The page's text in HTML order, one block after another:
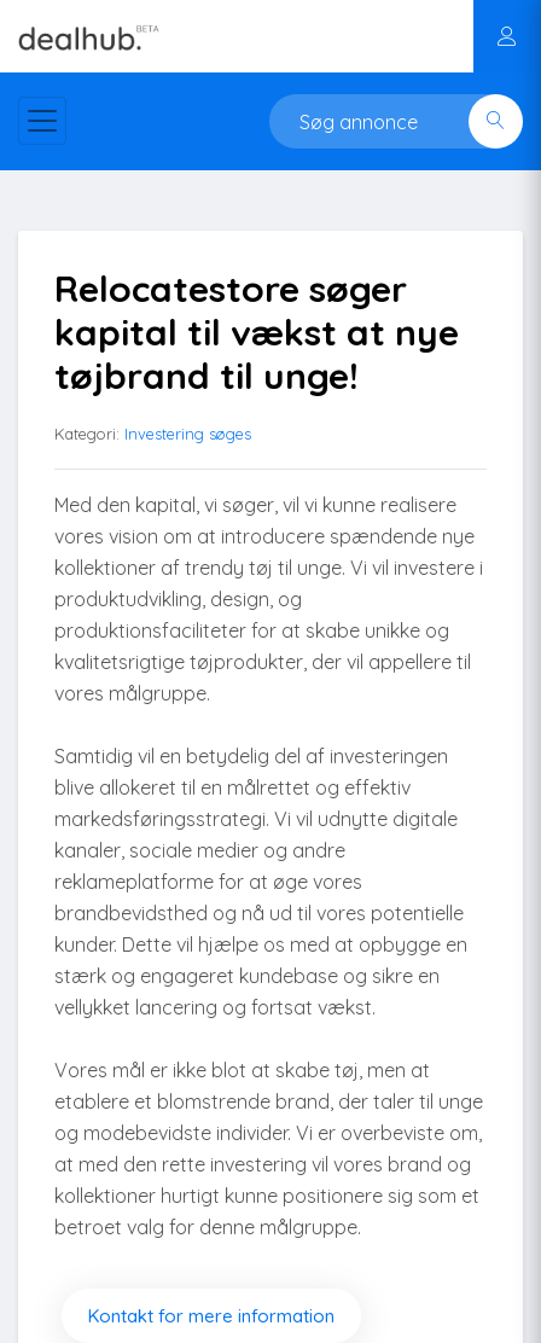
Relocatestore søger
kapital til vækst at nye
tøjbrand til unge!
Kategori: Investering søges
Med den kapital, vi søger, vil vi kunne realisere
vores vision om at introducere spændende nye
kollektioner af trendy tøj til unge. Vi vil investere i
produktudvikling, design, og
produktionsfaciliteter for at skabe unikke og
kvalitetsrigtige tøjprodukter, der vil appellere til
vores målgruppe.
Samtidig vil en betydelig del af investeringen
blive allokeret til en målrettet og effektiv
markedsføringsstrategi. Vi vil udnytte digitale
kanaler, sociale medier og andre
reklameplatforme for at øge vores
brandbevidsthed og nå ud til vores potentielle
kunder. Dette vil hjælpe os med at opbygge en
stærk og engageret kundebase og sikre en
vellykket lancering og fortsat vækst.
Vores mål er ikke blot at skabe tøj, men at
etablere et blomstrende brand, der taler til unge
og modebevidste individer. Vi er overbeviste om,
at med den rette investering vil vores brand og
kollektioner hurtigt kunne positionere sig som et
betroet valg for denne målgruppe.
Kontakt for mere information